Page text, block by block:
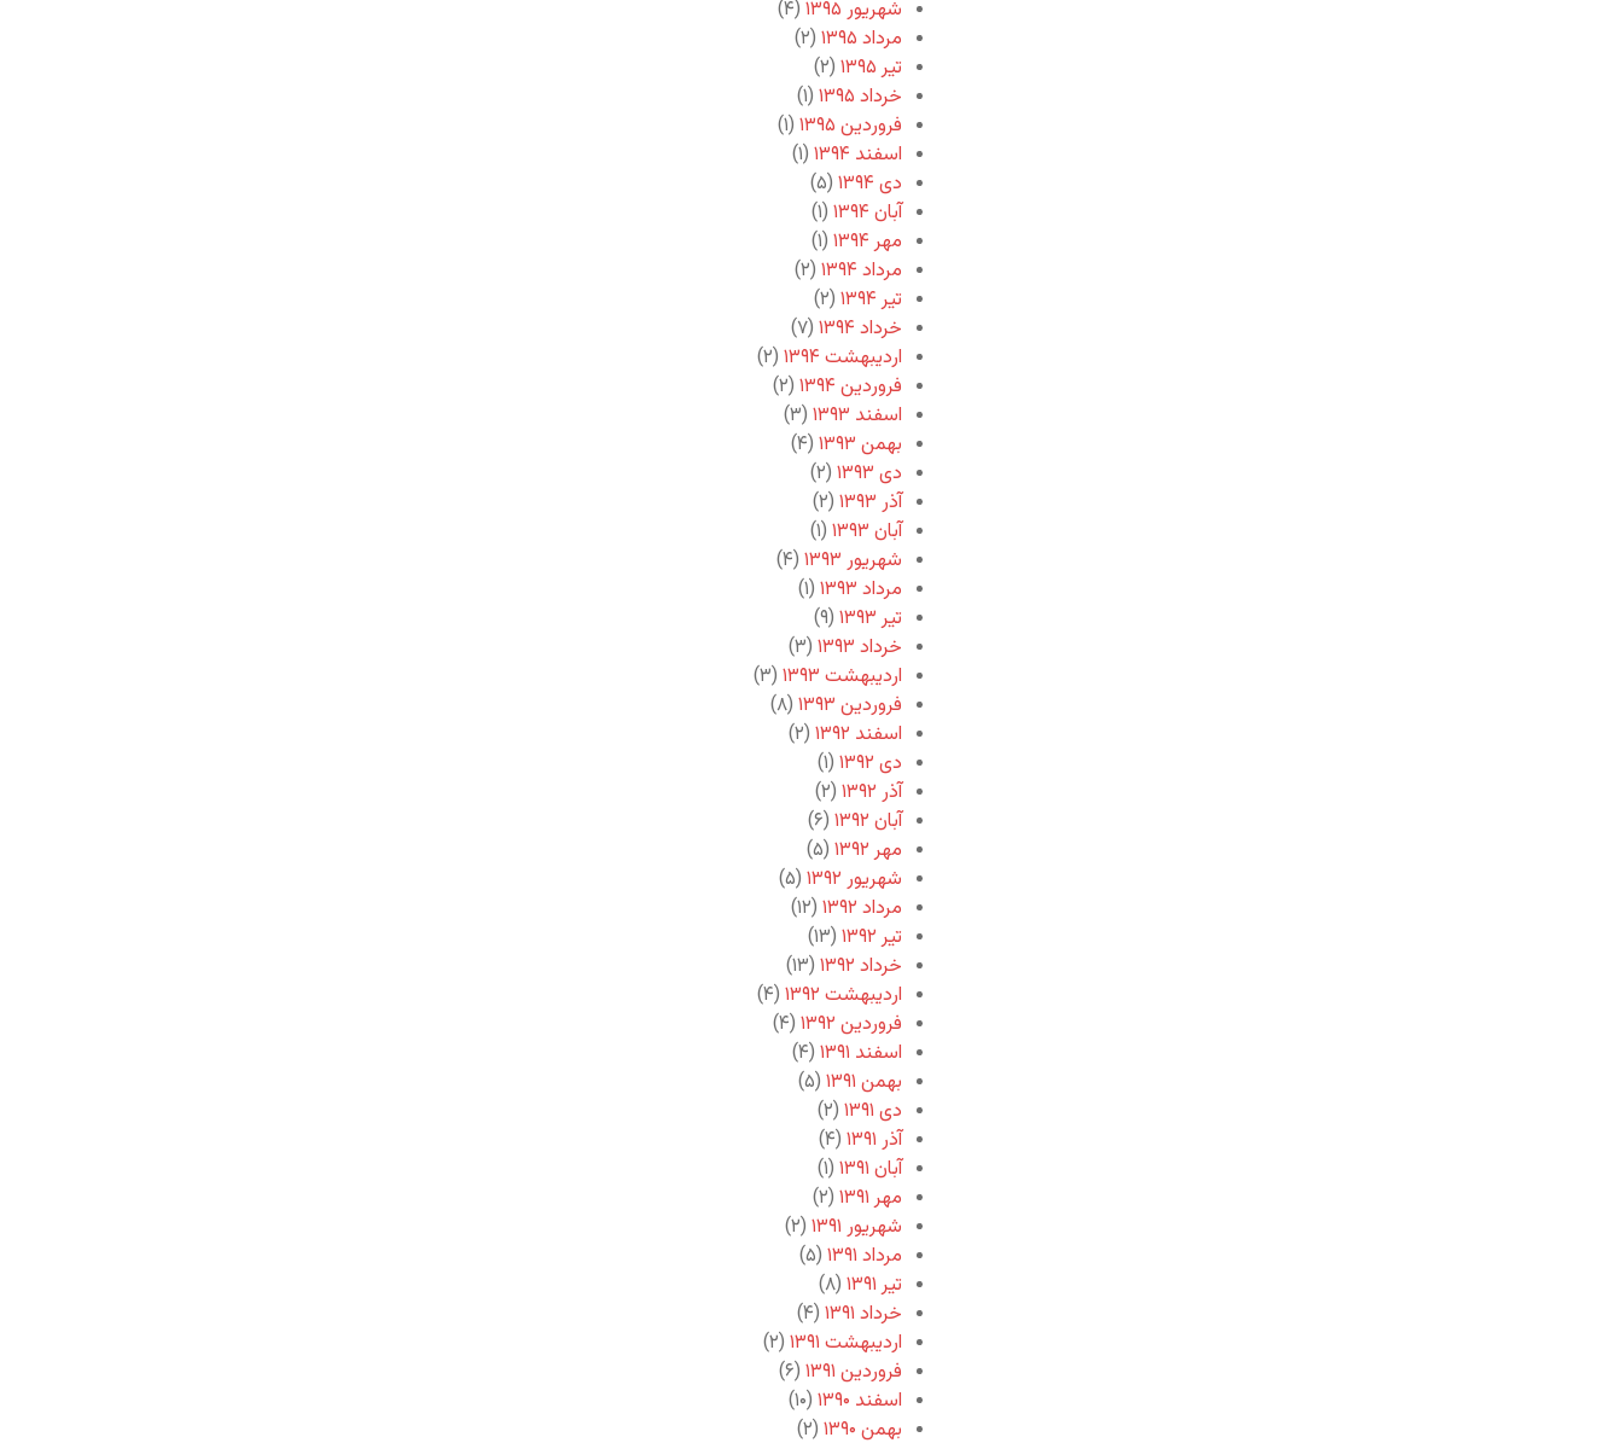
شهریور ۱۳۹۵
(۴)
مرداد ۱۳۹۵
(۲)
تیر ۱۳۹۵
(۲)
خرداد ۱۳۹۵
(۱)
فروردین ۱۳۹۵
(۱)
اسفند ۱۳۹۴
(۱)
دی ۱۳۹۴
(۵)
آبان ۱۳۹۴
(۱)
مهر ۱۳۹۴
(۱)
مرداد ۱۳۹۴
(۲)
تیر ۱۳۹۴
(۲)
خرداد ۱۳۹۴
(۷)
اردیبهشت ۱۳۹۴
(۲)
فروردین ۱۳۹۴
(۲)
اسفند ۱۳۹۳
(۳)
بهمن ۱۳۹۳
(۴)
دی ۱۳۹۳
(۲)
آذر ۱۳۹۳
(۲)
آبان ۱۳۹۳
(۱)
شهریور ۱۳۹۳
(۴)
مرداد ۱۳۹۳
(۱)
تیر ۱۳۹۳
(۹)
خرداد ۱۳۹۳
(۳)
اردیبهشت ۱۳۹۳
(۳)
فروردین ۱۳۹۳
(۸)
اسفند ۱۳۹۲
(۲)
دی ۱۳۹۲
(۱)
آذر ۱۳۹۲
(۲)
آبان ۱۳۹۲
(۶)
مهر ۱۳۹۲
(۵)
شهریور ۱۳۹۲
(۵)
مرداد ۱۳۹۲
(۱۲)
تیر ۱۳۹۲
(۱۳)
خرداد ۱۳۹۲
(۱۳)
اردیبهشت ۱۳۹۲
(۴)
فروردین ۱۳۹۲
(۴)
اسفند ۱۳۹۱
(۴)
بهمن ۱۳۹۱
(۵)
دی ۱۳۹۱
(۲)
آذر ۱۳۹۱
(۴)
آبان ۱۳۹۱
(۱)
مهر ۱۳۹۱
(۲)
شهریور ۱۳۹۱
(۲)
مرداد ۱۳۹۱
(۵)
تیر ۱۳۹۱
(۸)
خرداد ۱۳۹۱
(۴)
اردیبهشت ۱۳۹۱
(۲)
فروردین ۱۳۹۱
(۶)
اسفند ۱۳۹۰
(۱۰)
بهمن ۱۳۹۰
(۲)